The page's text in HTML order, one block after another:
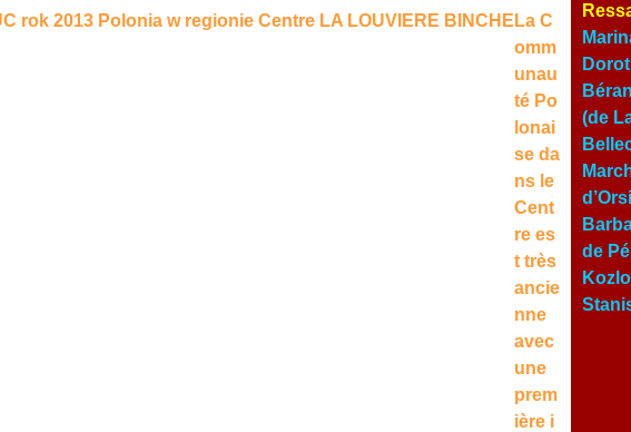
La C
omm
unau
té Po
lonai
se da
ns le
Cent
re es
t très
ancie
nne
avec
une
prem
ière i
(de
de